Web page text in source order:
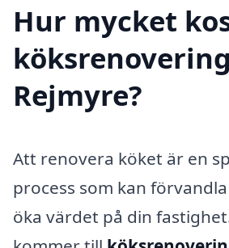
Hur mycket
Rejmyre?
Att renovera köket är en
process som kan
öka värdet på din